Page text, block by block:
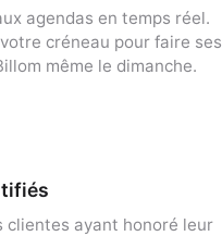
agendas en temps réel.
créneau pour faire ses
même le dimanche.
clientes ayant honoré leur